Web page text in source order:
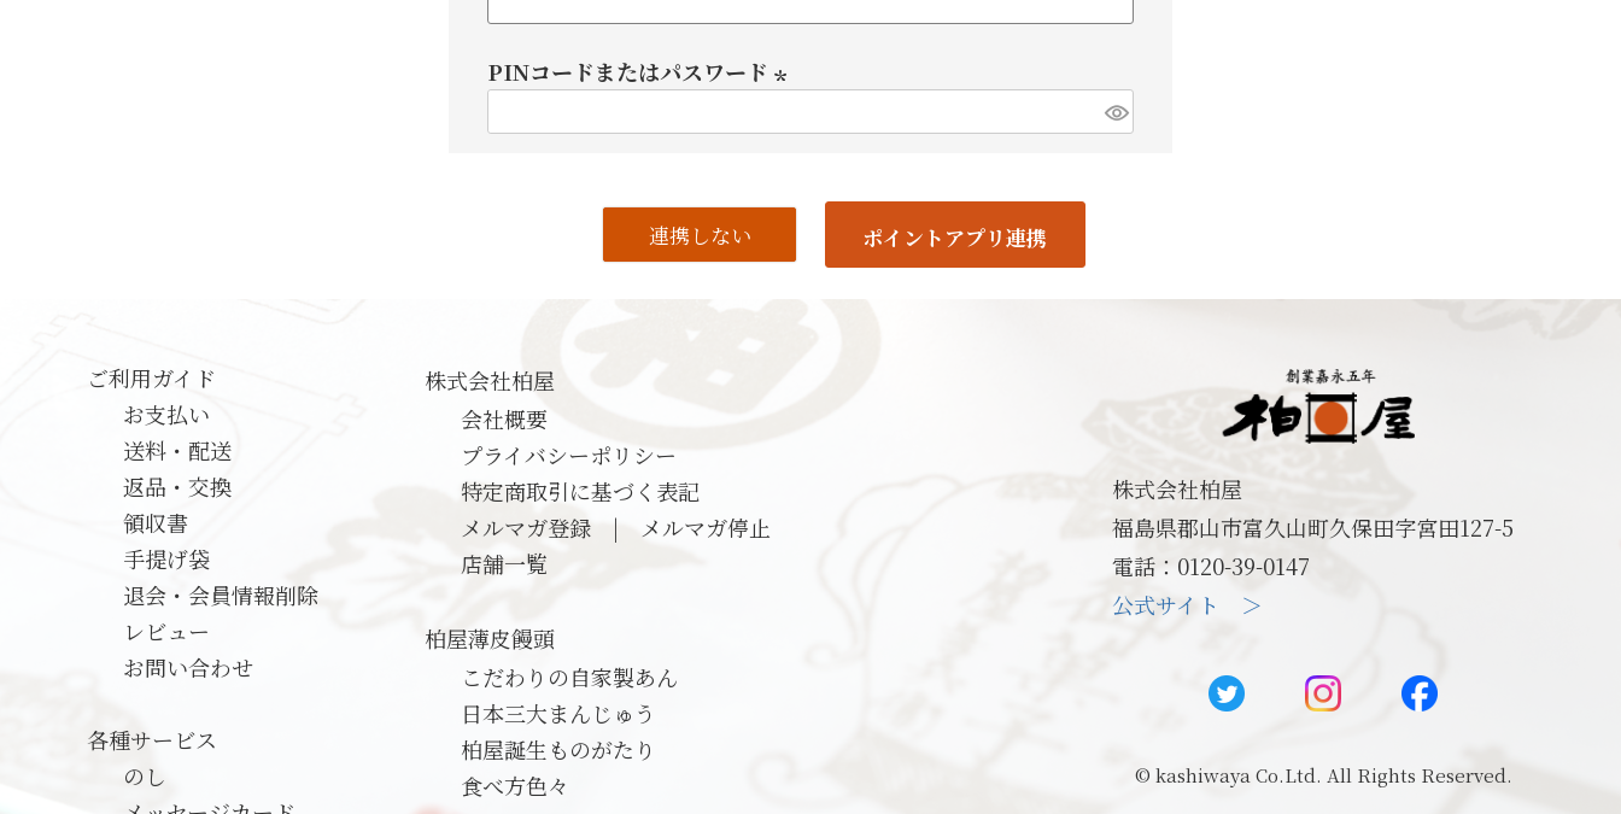
PINコードまたはパスワード
ポイントアプリ連携
連携しない
ご利用ガイド
お支払い
送料・配送
返品・交換
領収書
手提げ袋
退会・会員情報削除
レビュー
お問い合わせ
各種サービス
のし
株式会社柏屋
会社概要
プライバシーポリシー
特定商取引に基づく表記
メルマガ登録 |
メルマガ停止
店舗一覧
柏屋薄皮饅頭
こだわりの自家製あん
日本三大まんじゅう
柏屋誕生ものがたり
食べ方色々
株式会社柏屋
福島県郡山市富久山町久保田字宮田127-5
電話：0120-39-0147
公式サイト ＞
© kashiwaya Co.Ltd. All Rights Reserved.